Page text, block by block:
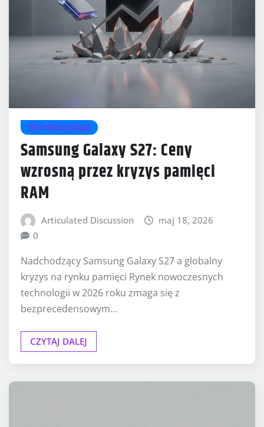
TECHNOLOGIA
Samsung Galaxy S27: Ceny
wzrosną przez kryzys pamięci
RAM
Articulated Discussion
maj 18, 2026
0
Nadchodzący Samsung Galaxy S27 a globalny
kryzys na rynku pamięci Rynek nowoczesnych
technologii w 2026 roku zmaga się z
bezprecedensowym…
CZYTAJ DALEJ